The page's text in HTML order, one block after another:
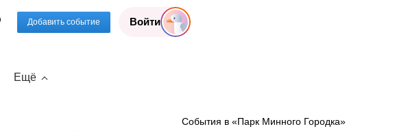
Добавить событие Войти
Ещё
События в «Парк Минного Городка»